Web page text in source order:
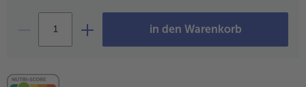
alle Küchenhelfer in den Warenkorb